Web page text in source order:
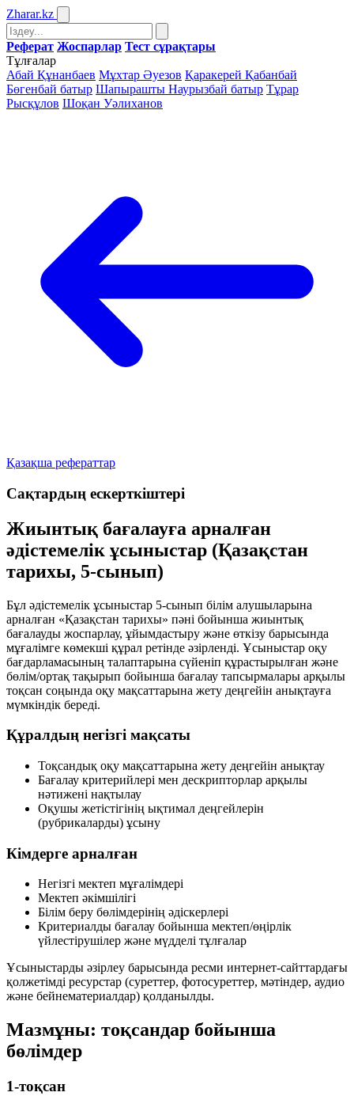
Zharar.kz
Реферат Жоспарлар Тест сұрақтары
Тұлғалар
Абай Құнанбаев Мұхтар Әуезов Қаракерей Қабанбай
Бөгенбай батыр Шапырашты Наурызбай батыр Тұрар
Рысқұлов Шоқан Уәлиханов
Қазақша рефераттар
Сақтардың ескерткіштері
Жиынтық бағалауға арналған
әдістемелік ұсыныстар (Қазақстан
тарихы, 5-сынып)
Бұл әдістемелік ұсыныстар 5-сынып білім алушыларына
арналған «Қазақстан тарихы» пәні бойынша жиынтық
бағалауды жоспарлау, ұйымдастыру және өткізу барысында
мұғалімге көмекші құрал ретінде әзірленді. Ұсыныстар оқу
бағдарламасының талаптарына сүйеніп құрастырылған және
бөлім/ортақ тақырып бойынша бағалау тапсырмалары арқылы
тоқсан соңында оқу мақсаттарына жету деңгейін анықтауға
мүмкіндік береді.
Құралдың негізгі мақсаты
Тоқсандық оқу мақсаттарына жету деңгейін анықтау
Бағалау критерийлері мен дескрипторлар арқылы
нәтижені нақтылау
Оқушы жетістігінің ықтимал деңгейлерін
(рубрикаларды) ұсыну
Кімдерге арналған
Негізгі мектеп мұғалімдері
Мектеп әкімшілігі
Білім беру бөлімдерінің әдіскерлері
Критериалды бағалау бойынша мектеп/өңірлік
үйлестірушілер және мүдделі тұлғалар
Ұсыныстарды әзірлеу барысында ресми интернет-сайттардағы
қолжетімді ресурстар (суреттер, фотосуреттер, мәтіндер, аудио
және бейнематериалдар) қолданылды.
Мазмұны: тоқсандар бойынша
бөлімдер
1-тоқсан